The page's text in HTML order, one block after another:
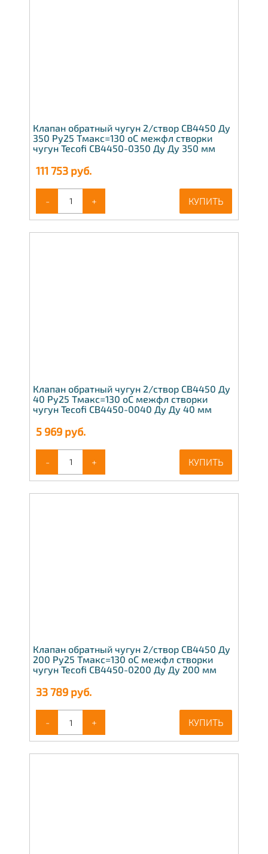
Клапан обратный чугун 2/створ CB4450 Ду
350 Ру25 Тмакс=130 оС межфл створки
чугун Tecofi CB4450-0350 Ду Ду 350 мм
111 753 руб.
- + КУПИТЬ
Клапан обратный чугун 2/створ CB4450 Ду
40 Ру25 Тмакс=130 оС межфл створки
чугун Tecofi CB4450-0040 Ду Ду 40 мм
5 969 руб.
- + КУПИТЬ
Клапан обратный чугун 2/створ CB4450 Ду
200 Ру25 Тмакс=130 оС межфл створки
чугун Tecofi CB4450-0200 Ду Ду 200 мм
33 789 руб.
- + КУПИТЬ